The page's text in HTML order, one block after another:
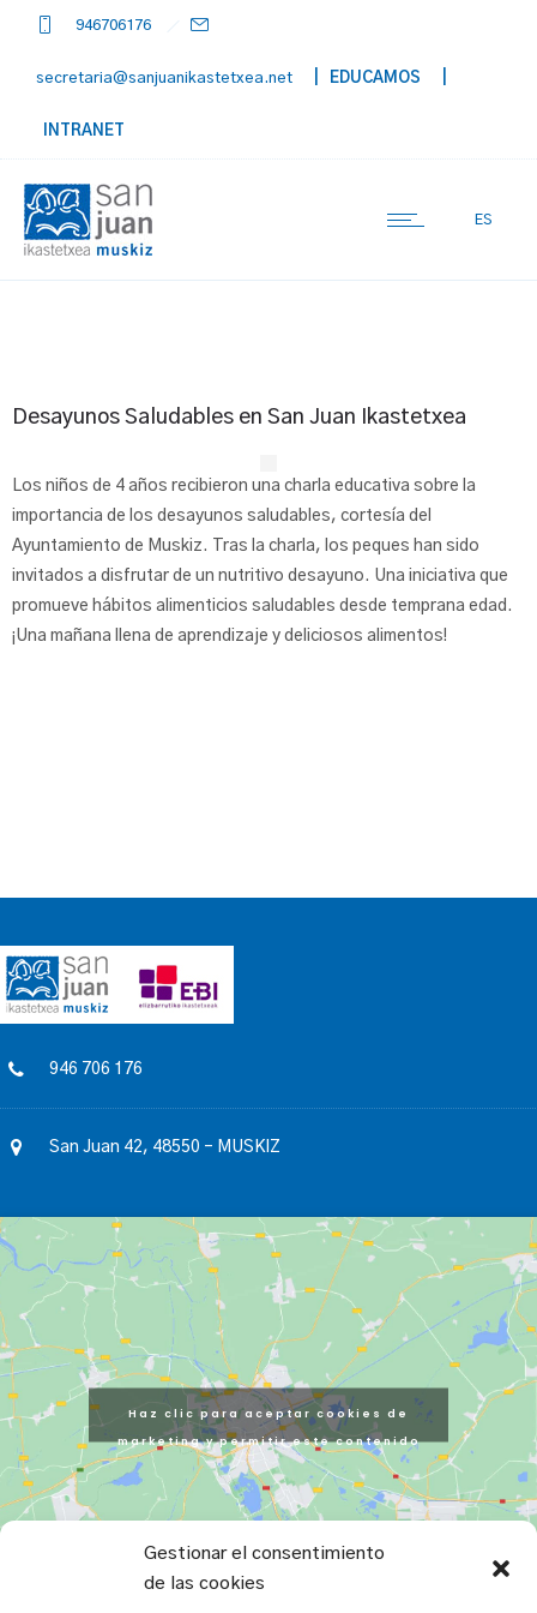
Gestionar el consentimiento
de las cookies
946706176
secretaria@sanjuanikastetxea.net | EDUCAMOS
INTRANET
ES
Desayunos Saludables en San Juan Ikastetxea
Los niños de 4 años recibieron una charla educativa sobre la
importancia de los desayunos saludables, cortesía del
Ayuntamiento de Muskiz. Tras la charla, los peques han sido
invitados a disfrutar de un nutritivo desayuno. Una iniciativa que
promueve hábitos alimenticios saludables desde temprana edad.
¡Una mañana llena de aprendizaje y deliciosos alimentos!
946 706 176
San Juan 42, 48550 – MUSKIZ
Haz clic para aceptar cookies de
marketing y permitir este contenido